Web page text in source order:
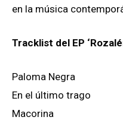
en la música
Tracklist del EP
Paloma Negra
En el último trago
Macorina